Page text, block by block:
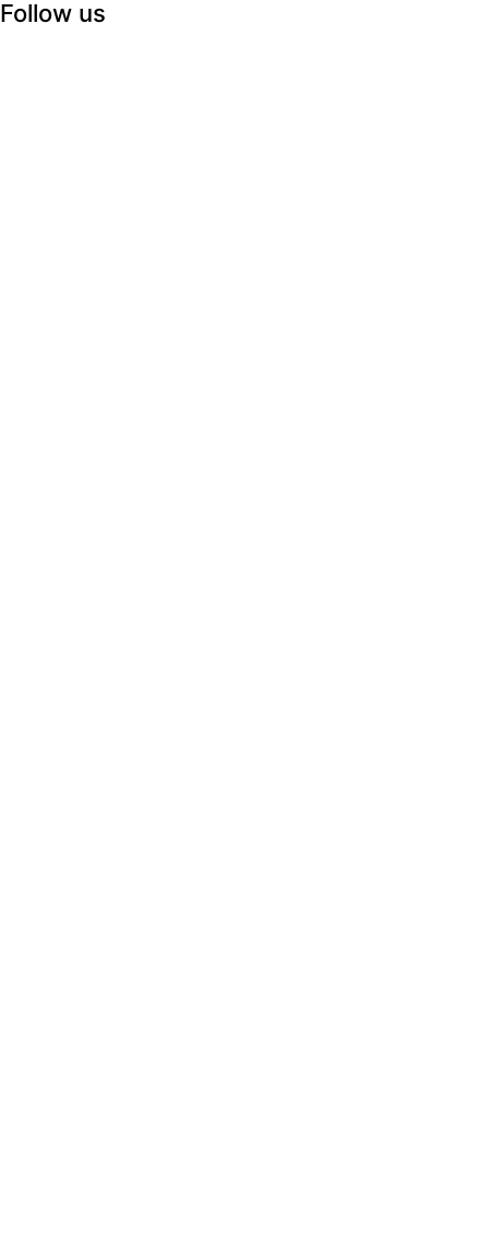
Follow us